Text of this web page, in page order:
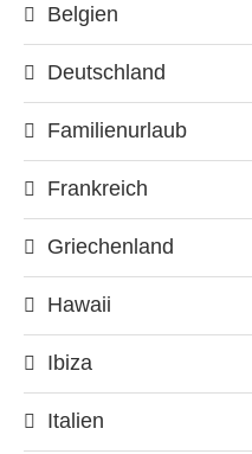
Belgien
Deutschland
Familienurlaub
Frankreich
Griechenland
Hawaii
Ibiza
Italien